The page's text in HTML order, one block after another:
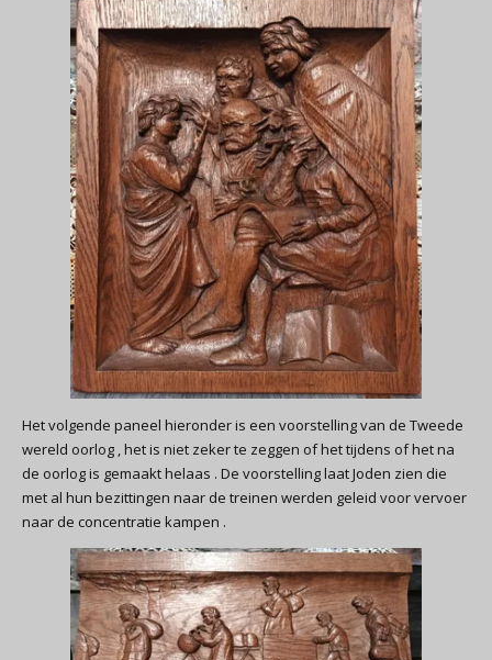
Het volgende paneel hieronder is een voorstelling van de Tweede
wereld oorlog , het is niet zeker te zeggen of het tijdens of het na
de oorlog is gemaakt helaas . De voorstelling laat Joden zien die
met al hun bezittingen naar de treinen werden geleid voor vervoer
naar de concentratie kampen .